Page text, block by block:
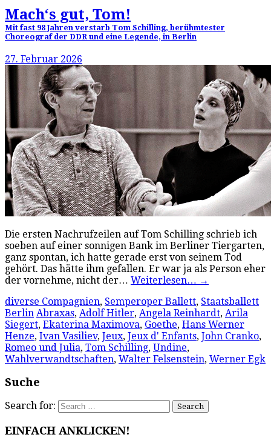
Mach‘s gut, Tom!
Mit fast 98 Jahren verstarb Tom Schilling, berühmtester
Choreograf der DDR und eine Legende, in Berlin
27. Februar 2026
Die ersten Nachrufzeilen auf Tom Schilling schrieb ich
soeben auf einer sonnigen Bank im Berliner Tiergarten,
ganz spontan, ich hatte gerade erst von seinem Tod
gehört. Das hätte ihm gefallen. Er war ja als Person eher
der vornehme, nicht der… Weiterlesen… →
diverse Compagnien, Semperoper Ballett, Staatsballett
Berlin Abraxas, Adolf Hitler, Angela Reinhardt, Arila
Siegert, Ekaterina Maximova, Goethe, Hans Werner
Henze, Ivan Vasiliev, Jeux, Jeux d' Enfants, John Cranko,
Romeo und Julia, Tom Schilling, Undine,
Wahlverwandtschaften, Walter Felsenstein, Werner Egk
Suche
Search for:
EINFACH ANKLICKEN!